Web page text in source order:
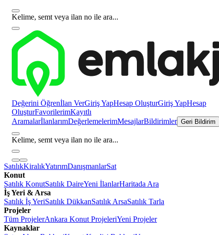
Kelime, semt veya ilan no ile ara...
Değerini Öğrenİlan VerGiriş YapHesap OluşturGiriş YapHesap
OluşturFavorilerimKayıtlı
AramalarİlanlarımDeğerlemelerimMesajlarBildirimler Geri Bildirim
Kelime, semt veya ilan no ile ara...
SatılıkKiralıkYatırımDanışmanlarSat
Konut
Satılık KonutSatılık DaireYeni İlanlarHaritada Ara
İş Yeri & Arsa
Satılık İş YeriSatılık DükkanSatılık ArsaSatılık Tarla
Projeler
Tüm ProjelerAnkara Konut ProjeleriYeni Projeler
Kaynaklar